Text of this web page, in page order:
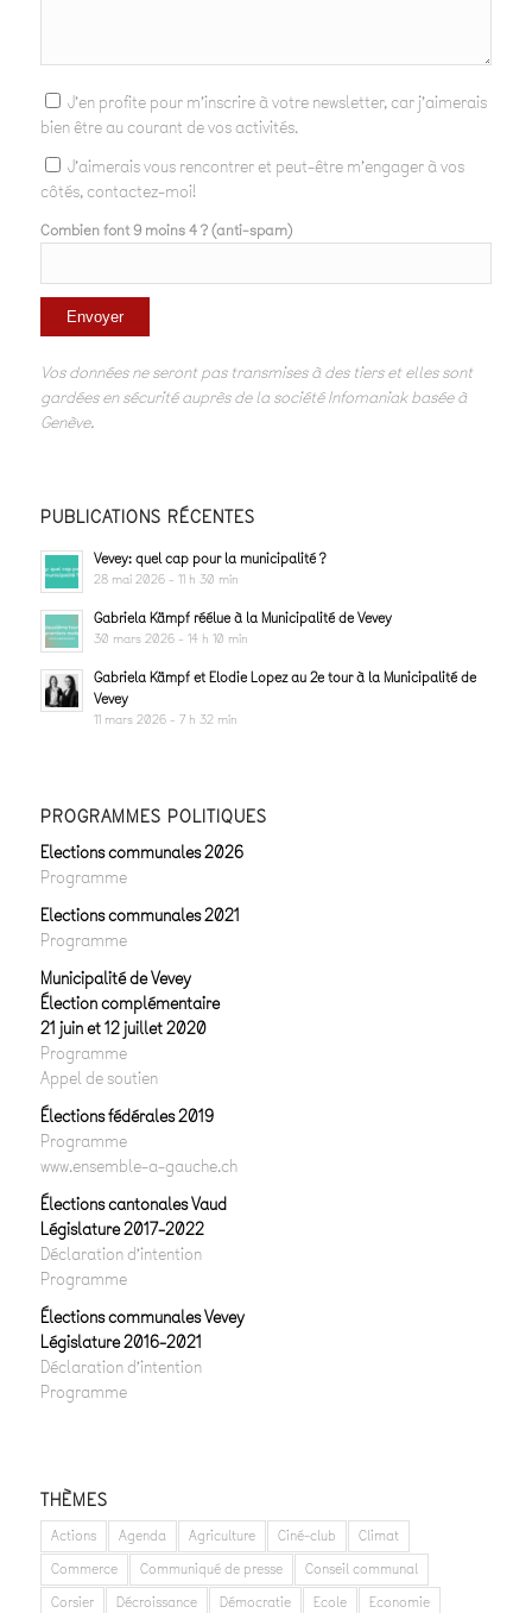
J'en profite pour m'inscrire à votre newsletter, car j'aimerais
bien être au courant de vos activités.
J'aimerais vous rencontrer et peut-être m'engager à vos
côtés, contactez-moi!
Combien font 9 moins 4 ? (anti-spam)
Vos données ne seront pas transmises à des tiers et elles sont
gardées en sécurité auprès de la société Infomaniak basée à
Genève.
PUBLICATIONS RÉCENTES
Vevey: quel cap pour la municipalité ?
28 mai 2026 - 11 h 30 min
Gabriela Kämpf réélue à la Municipalité de Vevey
30 mars 2026 - 14 h 10 min
Gabriela Kämpf et Elodie Lopez au 2e tour à la Municipalité de
Vevey
11 mars 2026 - 7 h 32 min
PROGRAMMES POLITIQUES
Elections communales 2026
Programme
Elections communales 2021
Programme
Municipalité de Vevey
Élection complémentaire
21 juin et 12 juillet 2020
Programme
Appel de soutien
Élections fédérales 2019
Programme
www.ensemble-a-gauche.ch
Élections cantonales Vaud
Législature 2017-2022
Déclaration d’intention
Programme
Élections communales Vevey
Législature 2016-2021
Déclaration d’intention
Programme
THÈMES
Actions Agenda Agriculture Ciné-club
Climat
Commerce
Communiqué de presse
Conseil communal
Corsier
Décroissance Démocratie Ecole
Economie